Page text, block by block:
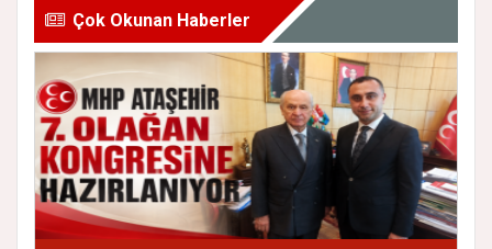
Çok Okunan Haberler